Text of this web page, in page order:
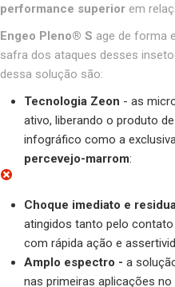
performance superior em
Engeo Pleno® S age de forma
safra dos ataques desses
dessa solução são:
Tecnologia Zeon - as
ativo, liberando o produto
infográfico como a
percevejo-marrom:
Choque imediato e
atingidos tanto pelo
com rápida ação e
Amplo espectro - a
nas primeiras aplicações